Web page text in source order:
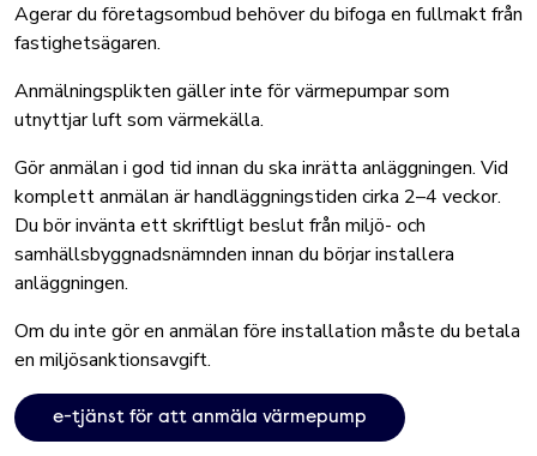
Agerar du företagsombud behöver du bifoga en fullmakt från
fastighetsägaren.
Anmälningsplikten gäller inte för värmepumpar som
utnyttjar luft som värmekälla.
Gör anmälan i god tid innan du ska inrätta anläggningen. Vid
komplett anmälan är handläggningstiden cirka 2–4 veckor.
Du bör invänta ett skriftligt beslut från miljö- och
samhällsbyggnadsnämnden innan du börjar installera
anläggningen.
Om du inte gör en anmälan före installation måste du betala
en miljösanktionsavgift.
e-tjänst för att anmäla värmepump